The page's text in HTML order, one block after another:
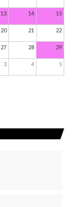
13 14 15
20 21 22
27 28 29
3 4 5